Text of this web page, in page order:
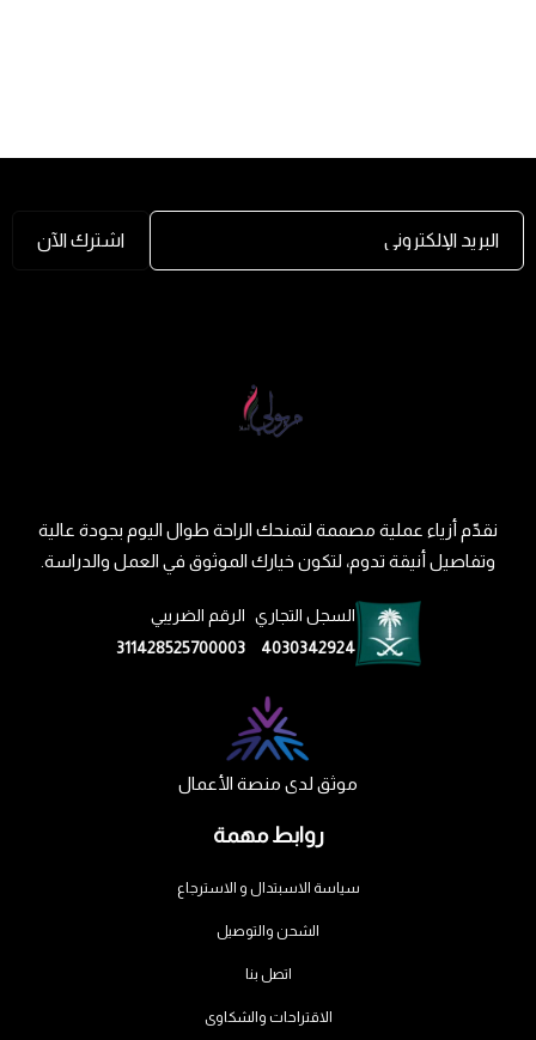
البريد الإلكتروني
اشترك الآن
روابط مهمة
سياسة الاسبتدال و الاسترجاع
الشحن والتوصيل
اتصل بنا
الاقتراحات والشكاوى
نقدّم أزياء عملية مصممة لتمنحك الراحة طوال اليوم بجودة عالية
وتفاصيل أنيقة تدوم، لتكون خيارك الموثوق في العمل والدراسة.
السجل التجاري
4030342924
الرقم الضريبي
311428525700003
موثق لدى منصة الأعمال